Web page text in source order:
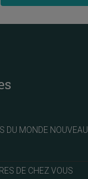
DU MONDE NOUVEAU
DE CHEZ VOUS